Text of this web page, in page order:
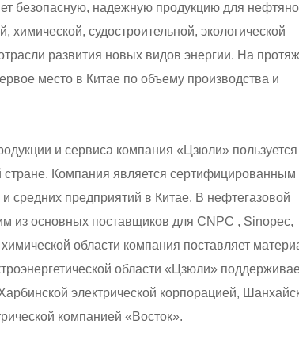
безопасную, надежную продукцию для
химической, судостроительной, экологической
развития новых видов энергии. На
место в Китае по объему производства и
и сервиса компания «Цзюли» пользуется
Компания является сертифицированным
средних предприятий в Китае. В нефтегазовой
из основных поставщиков для CNPC , Sinopec,
области компания поставляет
области «Цзюли»
электрической корпорацией,
компанией «Восток».